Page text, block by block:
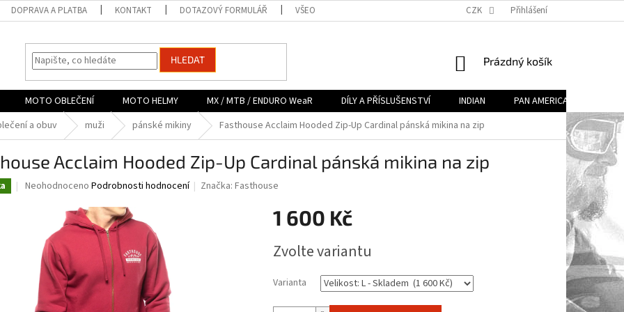
DOPRAVA A PLATBA KONTAKT DOTAZOVÝ FORMULÁŘ VŠEOBECNÉ OBCHODNÍ PODMÍNKY (VOP) PODMÍNKY OCHRANY OSOBNÍCH
CZK Přihlášení
HLEDAT
NÁKUPNÍ
Prázdný košík
MOTO OBLEČENÍ MOTO HELMY MX / MTB / ENDURO WeaR DÍLY A PŘÍSLUŠENSTVÍ INDIAN PAN AMERICA
a obuv muži pánské mikiny Fasthouse Acclaim Hooded Zip-Up Cardinal pánská mikina na zip
Acclaim Hooded Zip-Up Cardinal pánská mikina na zip
Průměrné
hvězdiček.
Neohodnoceno Podrobnosti hodnocení Značka:Fasthouse
1 600 Kč
cena:
Zvolte variantu
Varianta